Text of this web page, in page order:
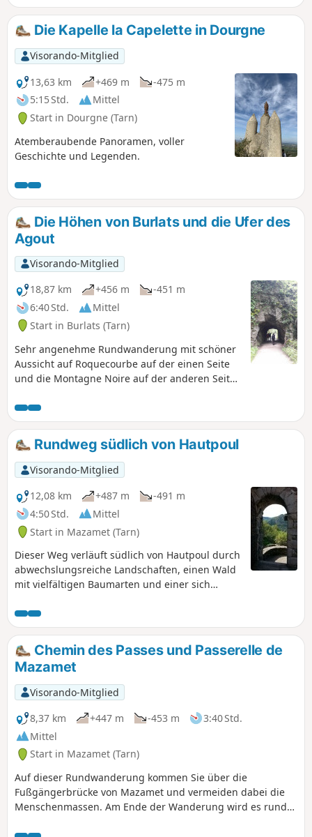
Die Kapelle la Capelette in Dourgne
Visorando-Mitglied
13,63 km
+469 m
-475 m
5:15 Std.
Mittel
Start in Dourgne (Tarn)
Atemberaubende Panoramen, voller
Geschichte und Legenden.
Die Höhen von Burlats und die Ufer des
Agout
Visorando-Mitglied
18,87 km
+456 m
-451 m
6:40 Std.
Mittel
Start in Burlats (Tarn)
Sehr angenehme Rundwanderung mit schöner
Aussicht auf Roquecourbe auf der einen Seite
und die Montagne Noire auf der anderen Seite.
und Les Salvages, angelegt auf einem
ehemaligen Aquädukt der Stadt Castres.
Wunderschöne schattige, von
Kastanienbäumen gesäumte Wege führen
durch Weideland.
Rundweg südlich von Hautpoul
Visorando-Mitglied
12,08 km
+487 m
-491 m
4:50 Std.
Mittel
Start in Mazamet (Tarn)
Dieser Weg verläuft südlich von Hautpoul durch
abwechslungsreiche Landschaften, einen Wald
mit vielfältigen Baumarten und einer sich
Anstrengungen, um ins Herz des Dorfes zu
gelangen, werden mit der Entdeckung dieses
wunderschönen und malerischen kleinen
mittelalterlichen Dorfes belohnt. Am Fuße der
auf ihrem Felsen thronenden Jungfrau haben
Sie einen herrlichen Ausblick. Es gibt
historische Stätten, insbesondere die Stätte
Saint-Pierre des Plots. Siehe Warnhinweis am
Anfang der Beschreibung
Chemin des Passes und Passerelle de
Mazamet
Visorando-Mitglied
8,37 km
+447 m -453 m
3:40 Std.
Mittel
Start in Mazamet (Tarn)
Auf dieser Rundwanderung kommen Sie über die
Fußgängerbrücke von Mazamet und vermeiden dabei die
Menschenmassen. Am Ende der Wanderung wird es rund